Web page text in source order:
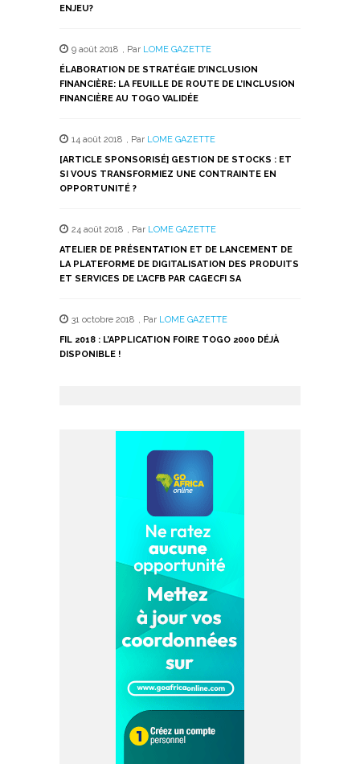
ENJEU?
9 août 2018 , Par LOME GAZETTE
ÉLABORATION DE STRATÉGIE D’INCLUSION
FINANCIÈRE: LA FEUILLE DE ROUTE DE L’INCLUSION
FINANCIÈRE AU TOGO VALIDÉE
14 août 2018 , Par LOME GAZETTE
[ARTICLE SPONSORISÉ] GESTION DE STOCKS : ET
SI VOUS TRANSFORMIEZ UNE CONTRAINTE EN
OPPORTUNITÉ ?
24 août 2018 , Par LOME GAZETTE
ATELIER DE PRÉSENTATION ET DE LANCEMENT DE
LA PLATEFORME DE DIGITALISATION DES PRODUITS
ET SERVICES DE L’ACFB PAR CAGECFI SA
31 octobre 2018 , Par LOME GAZETTE
FIL 2018 : L’APPLICATION FOIRE TOGO 2000 DÉJÀ
DISPONIBLE !